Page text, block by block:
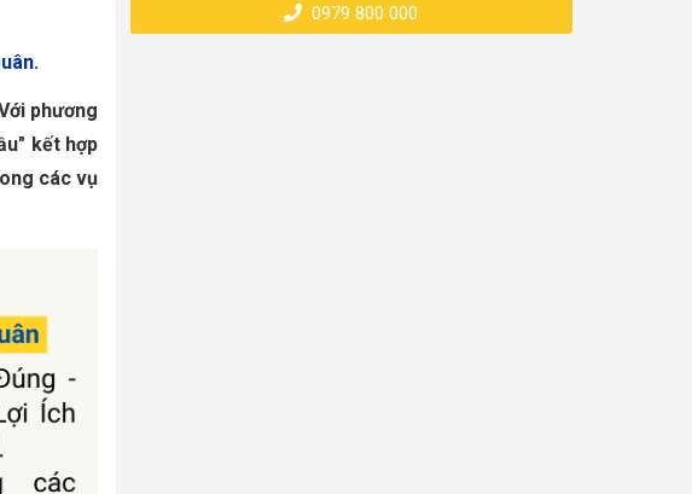
.
phương
kết hợp
các vụ
0979 800 000